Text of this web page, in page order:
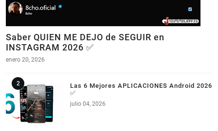
Saber QUIEN ME DEJO de SEGUIR en
INSTAGRAM 2026 ✅
enero 20, 2026
Las 6 Mejores APLICACIONES Android 2026
✅
julio 04, 2026